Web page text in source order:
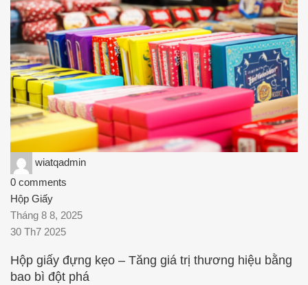
wiatqadmin
0 comments
Hộp Giấy
Tháng 8 8, 2025
30 Th7 2025
Hộp giấy đựng kẹo – Tăng giá trị thương hiệu bằng
bao bì đột phá